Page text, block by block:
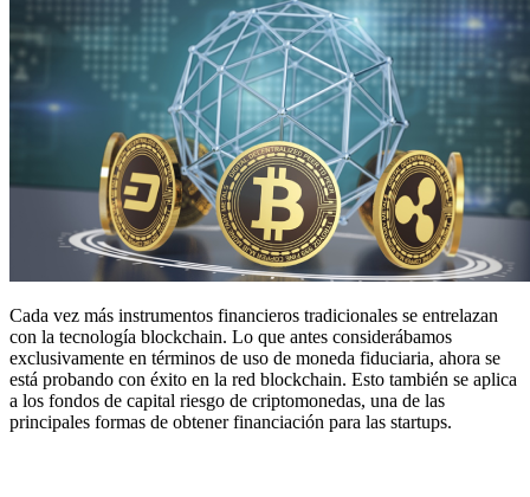
Cada vez más instrumentos financieros tradicionales se entrelazan
con la tecnología blockchain. Lo que antes considerábamos
exclusivamente en términos de uso de moneda fiduciaria, ahora se
está probando con éxito en la red blockchain. Esto también se aplica
a los fondos de capital riesgo de criptomonedas, una de las
principales formas de obtener financiación para las startups.